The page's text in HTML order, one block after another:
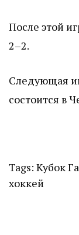
После этой
2–2.
Следующая
состоится в
Tags: Кубок
хоккей